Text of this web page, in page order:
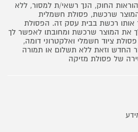
החוק, הנך רשאי/ת למסור, ללא
שרכשת, פסולת חשמלית
אותו רכשת בבית עסק זה. הפסולת
את המוצר שרכשת ומחובתו לאפשר לך
ציוד חשמלי ואלקטרוני דומה,
החדש וזאת ללא תשלום או תמורה
של פסולת מזיקה